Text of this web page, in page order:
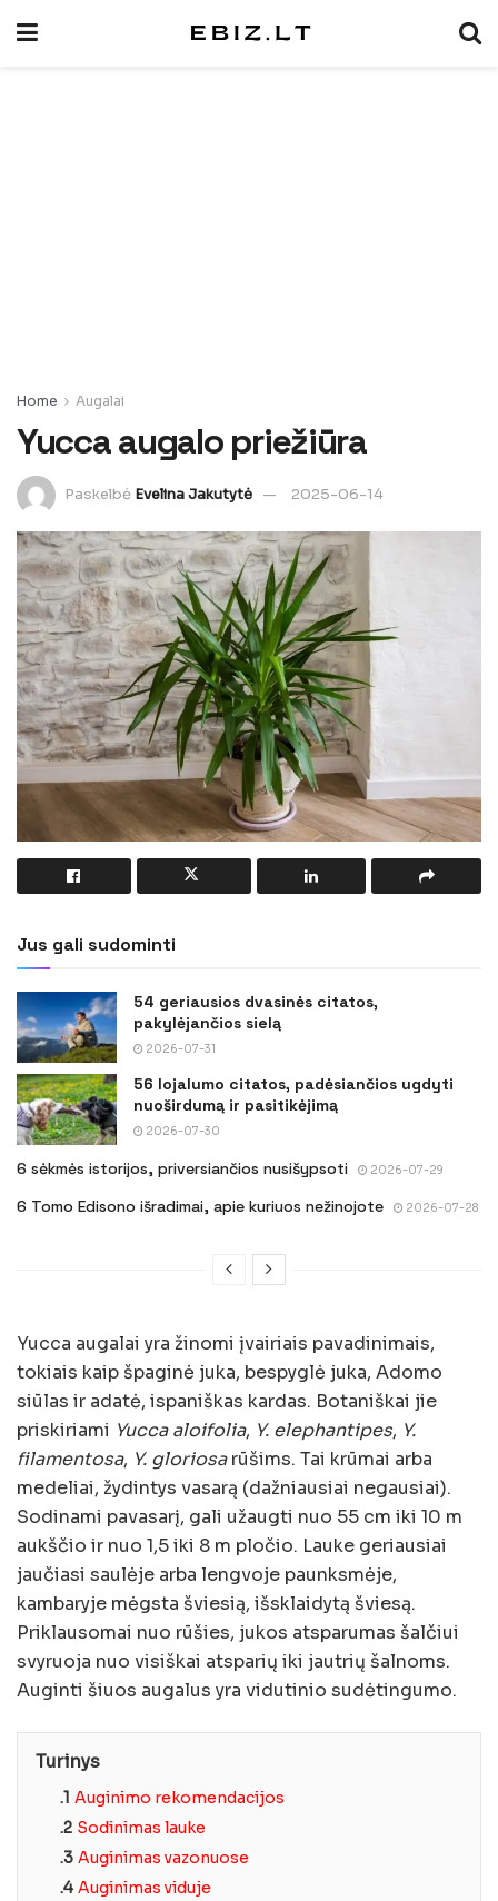
Home Augalai
Yucca augalo priežiūra
Paskelbė Evelina Jakutytė 2025-06-14
Jus gali sudominti
54 geriausios dvasinės citatos,
pakylėjančios sielą
2026-07-31
56 lojalumo citatos, padėsiančios ugdyti
nuoširdumą ir pasitikėjimą
2026-07-30
6 sėkmės istorijos, priversiančios nusišypsoti 2026-07-29
6 Tomo Edisono išradimai, apie kuriuos nežinojote 2026-07-28
Yucca augalai yra žinomi įvairiais pavadinimais,
tokiais kaip špaginė juka, bespyglė juka, Adomo
siūlas ir adatė, ispaniškas kardas. Botaniškai jie
priskiriami Yucca aloifolia, Y. elephantipes, Y.
filamentosa, Y. gloriosarūšims. Tai krūmai arba
medeliai, žydintys vasarą (dažniausiai negausiai).
Sodinami pavasarį, gali užaugti nuo 55 cm iki 10 m
aukščio ir nuo 1,5 iki 8 m pločio. Lauke geriausiai
jaučiasi saulėje arba lengvoje paunksmėje,
kambaryje mėgsta šviesią, išsklaidytą šviesą.
Priklausomai nuo rūšies, jukos atsparumas šalčiui
svyruoja nuo visiškai atsparių iki jautrių šalnoms.
Auginti šiuos augalus yra vidutinio sudėtingumo.
Turinys
.1 Auginimo rekomendacijos
.2 Sodinimas lauke
.3 Auginimas vazonuose
.4 Auginimas viduje